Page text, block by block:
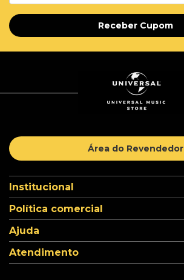
Receber Cupom
Área do Revendedor
Institucional
Política comercial
Ajuda
Atendimento